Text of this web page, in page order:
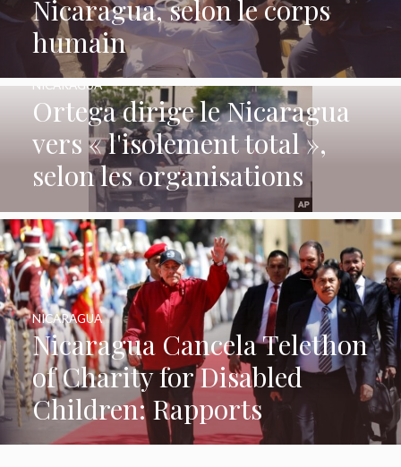
Nicaragua, selon le corps
humain
Ortega dirige le Nicaragua
vers « l'isolement total »,
selon les organisations
NICARAGUA
Nicaragua Cancela Telethon
of Charity for Disabled
Children: Rapports
NICARAGUA